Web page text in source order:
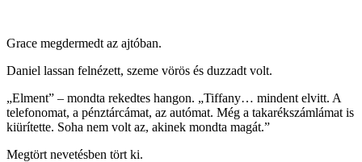
Grace megdermedt az ajtóban.
Daniel lassan felnézett, szeme vörös és duzzadt volt.
„Elment” – mondta rekedtes hangon. „Tiffany… mindent elvitt. A
telefonomat, a pénztárcámat, az autómat. Még a takarékszámlámat is
kiürítette. Soha nem volt az, akinek mondta magát.”
Megtört nevetésben tört ki.